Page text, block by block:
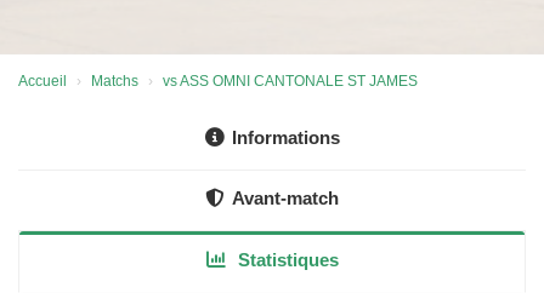
Accueil Matchs vs ASS OMNI CANTONALE ST JAMES
Informations
Avant-match
Statistiques